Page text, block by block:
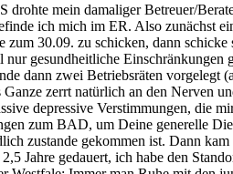
mein damaliger Betreuer/
ich mich im ER. Also zunächst
30.09. zu schicken, dann schicke
gesundheitliche Einschränkungen
dann zwei Betriebsräten vorgelegt
zerrt natürlich an den Nerven
depressive Verstimmungen, die
zum BAD, um Deine generelle
zustande gekommen ist. Dann
Jahre gedauert, ich habe den